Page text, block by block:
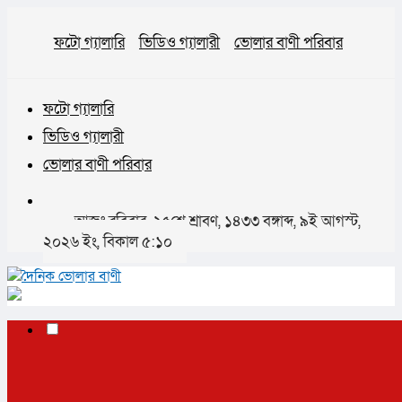
ফটো গ্যালারি ভিডিও গ্যালারী ভোলার বাণী পরিবার
ফটো গ্যালারি
ভিডিও গ্যালারী
ভোলার বাণী পরিবার
আজঃ রবিবার, ২৫শে শ্রাবণ, ১৪৩৩ বঙ্গাব্দ, ৯ই আগস্ট,
২০২৬ ইং, বিকাল ৫:১০
✕